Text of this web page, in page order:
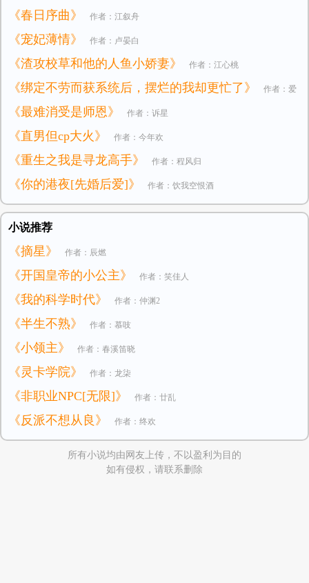
《春日序曲》 作者：江叙舟
《宠妃薄情》 作者：卢晏白
《渣攻校草和他的人鱼小娇妻》 作者：江心桃
《绑定不劳而获系统后，摆烂的我却更忙了》 作者：爱
吃布丁的焦糖
《最难消受是师恩》 作者：诉星
《直男但cp大火》 作者：今年欢
《重生之我是寻龙高手》 作者：程风归
《你的港夜[先婚后爱]》 作者：饮我空恨酒
小说推荐
《摘星》 作者：辰燃
《开国皇帝的小公主》 作者：笑佳人
《我的科学时代》 作者：仲渊2
《半生不熟》 作者：慕吱
《小领主》 作者：春溪笛晓
《灵卡学院》 作者：龙柒
《非职业NPC[无限]》 作者：廿乱
《反派不想从良》 作者：终欢
所有小说均由网友上传，不以盈利为目的
如有侵权，请联系删除